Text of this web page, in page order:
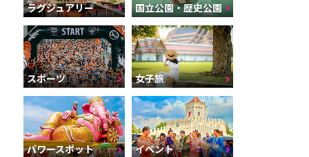
ラグジュアリー 国立公園・歴史公園
スポーツ 女子旅
パワースポット イベント